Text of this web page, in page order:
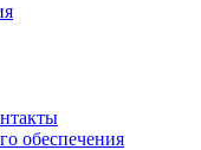
обеспечения